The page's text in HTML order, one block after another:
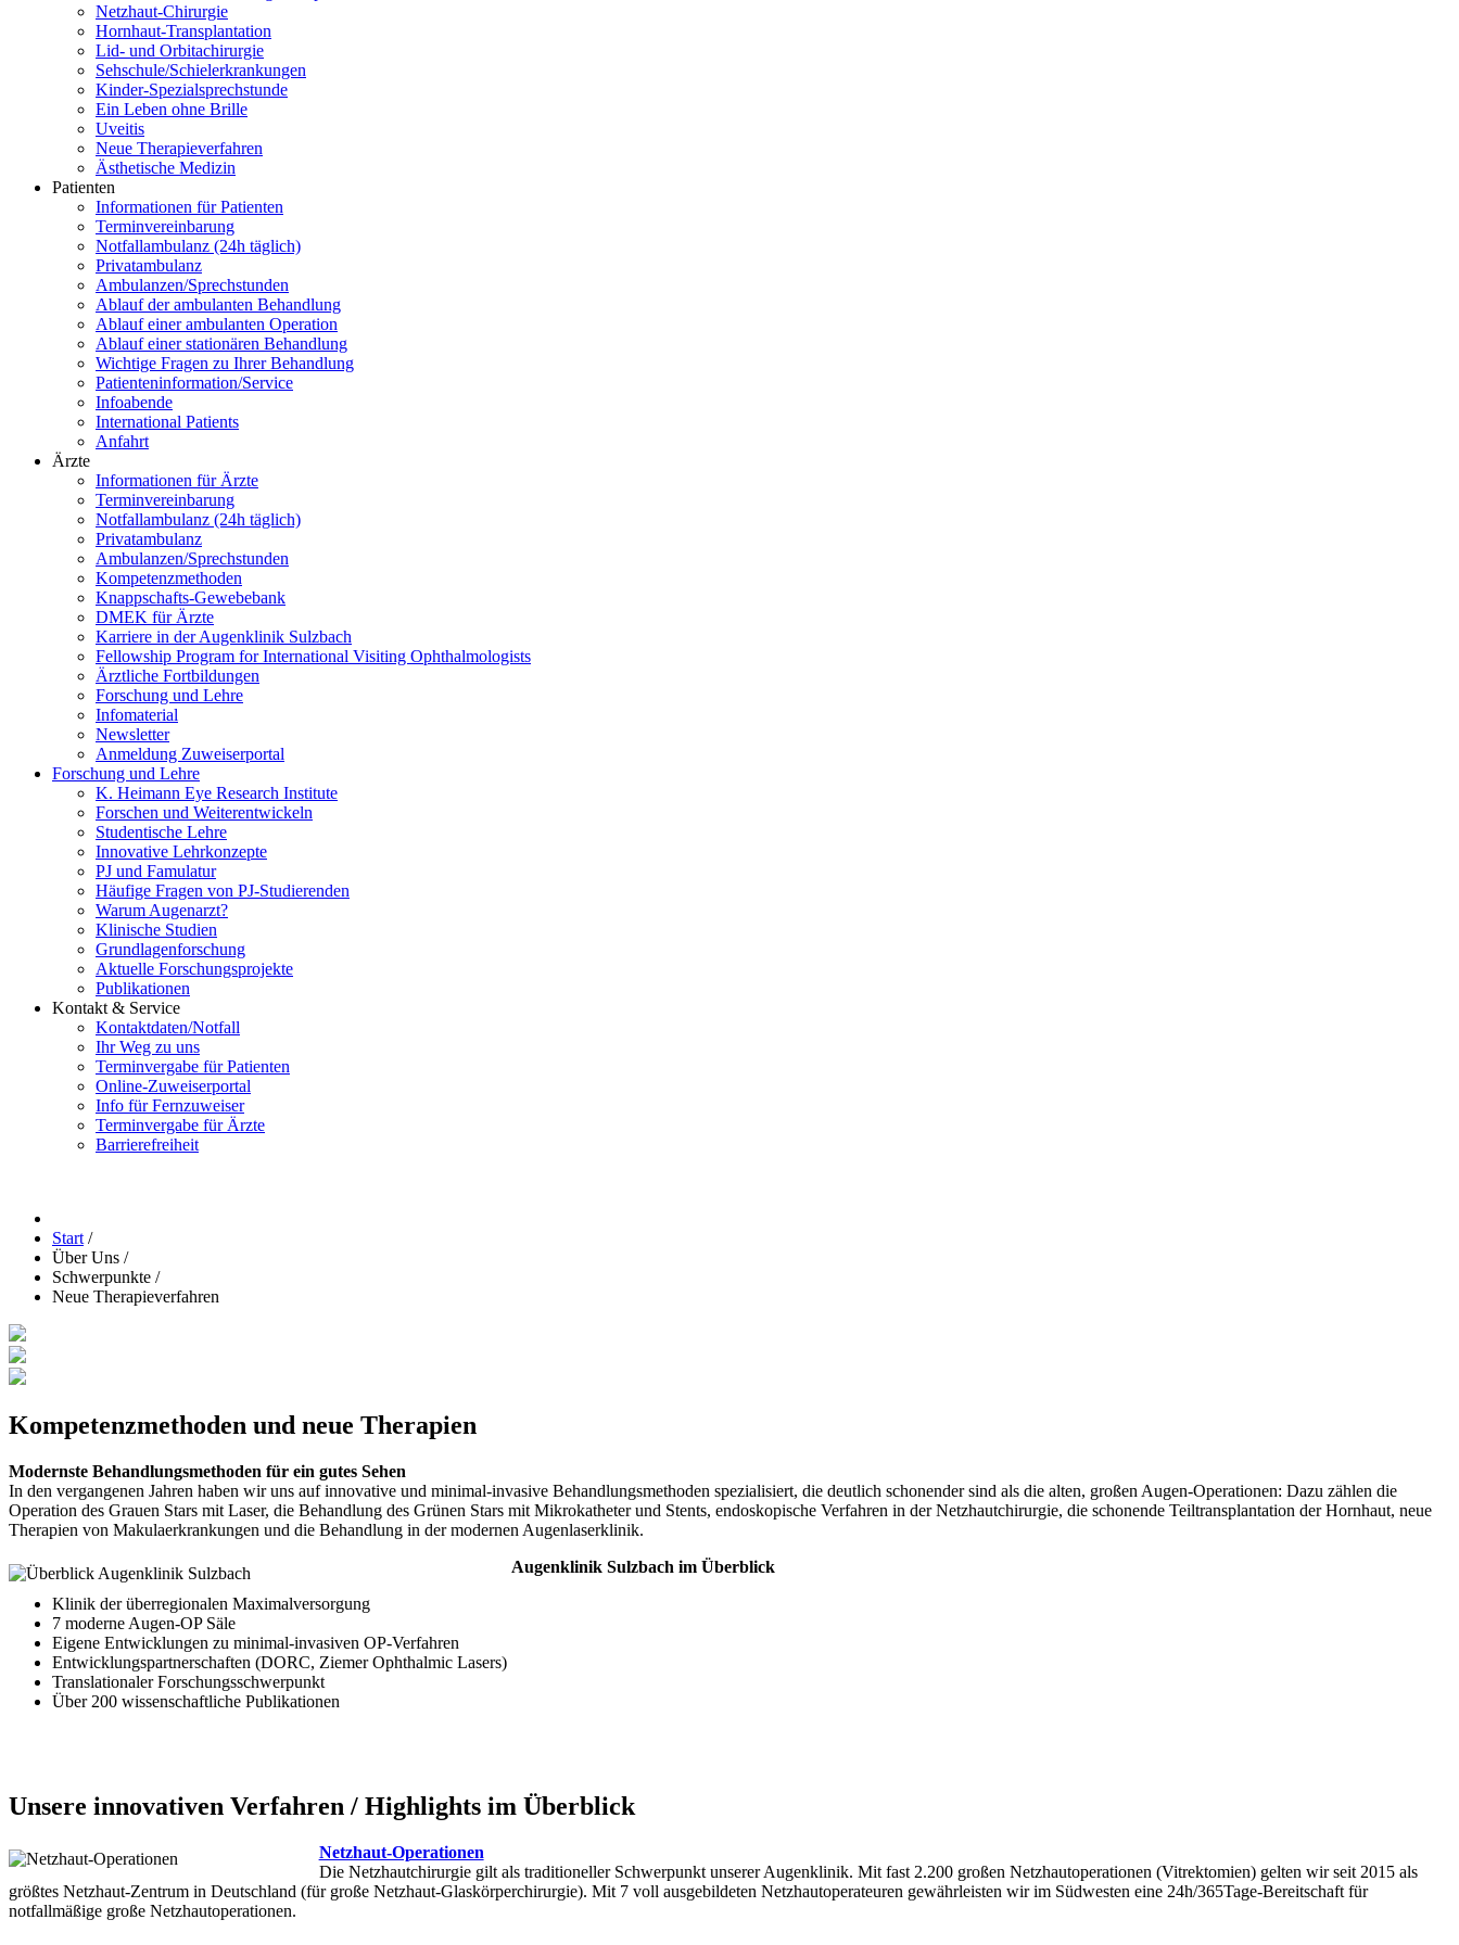
Netzhaut-Chirurgie
Hornhaut-Transplantation
Lid- und Orbitachirurgie
Sehschule/Schielerkrankungen
Kinder-Spezialsprechstunde
Ein Leben ohne Brille
Uveitis
Neue Therapieverfahren
Ästhetische Medizin
Patienten
Informationen für Patienten
Terminvereinbarung
Notfallambulanz (24h täglich)
Privatambulanz
Ambulanzen/Sprechstunden
Ablauf der ambulanten Behandlung
Ablauf einer ambulanten Operation
Ablauf einer stationären Behandlung
Wichtige Fragen zu Ihrer Behandlung
Patienteninformation/Service
Infoabende
International Patients
Anfahrt
Ärzte
Informationen für Ärzte
Terminvereinbarung
Notfallambulanz (24h täglich)
Privatambulanz
Ambulanzen/Sprechstunden
Kompetenzmethoden
Knappschafts-Gewebebank
DMEK für Ärzte
Karriere in der Augenklinik Sulzbach
Fellowship Program for International Visiting Ophthalmologists
Ärztliche Fortbildungen
Forschung und Lehre
Infomaterial
Newsletter
Anmeldung Zuweiserportal
Forschung und Lehre
K. Heimann Eye Research Institute
Forschen und Weiterentwickeln
Studentische Lehre
Innovative Lehrkonzepte
PJ und Famulatur
Häufige Fragen von PJ-Studierenden
Warum Augenarzt?
Klinische Studien
Grundlagenforschung
Aktuelle Forschungsprojekte
Publikationen
Kontakt & Service
Kontaktdaten/Notfall
Ihr Weg zu uns
Terminvergabe für Patienten
Online-Zuweiserportal
Info für Fernzuweiser
Terminvergabe für Ärzte
Barrierefreiheit
Start /
Über Uns /
Schwerpunkte /
Neue Therapieverfahren
Kompetenzmethoden und neue Therapien
Modernste Behandlungsmethoden für ein gutes Sehen
In den vergangenen Jahren haben wir uns auf innovative und minimal-invasive Behandlungsmethoden spezialisiert, die deutlich schonender sind als die alten, großen Augen-Operationen: Dazu zählen die
Operation des Grauen Stars mit Laser, die Behandlung des Grünen Stars mit Mikrokatheter und Stents, endoskopische Verfahren in der Netzhautchirurgie, die schonende Teiltransplantation der Hornhaut, neue
Therapien von Makulaerkrankungen und die Behandlung in der modernen Augenlaserklinik.
Augenklinik Sulzbach im Überblick
Klinik der überregionalen Maximalversorgung
7 moderne Augen-OP Säle
Eigene Entwicklungen zu minimal-invasiven OP-Verfahren
Entwicklungspartnerschaften (DORC, Ziemer Ophthalmic Lasers)
Translationaler Forschungsschwerpunkt
Über 200 wissenschaftliche Publikationen
Unsere innovativen Verfahren / Highlights im Überblick
Netzhaut-Operationen
Die Netzhautchirurgie gilt als traditioneller Schwerpunkt unserer Augenklinik. Mit fast 2.200 großen Netzhautoperationen (Vitrektomien) gelten wir seit 2015 als
größtes Netzhaut-Zentrum in Deutschland (für große Netzhaut-Glaskörperchirurgie). Mit 7 voll ausgebildeten Netzhautoperateuren gewährleisten wir im Südwesten eine 24h/365Tage-Bereitschaft für
notfallmäßige große Netzhautoperationen.